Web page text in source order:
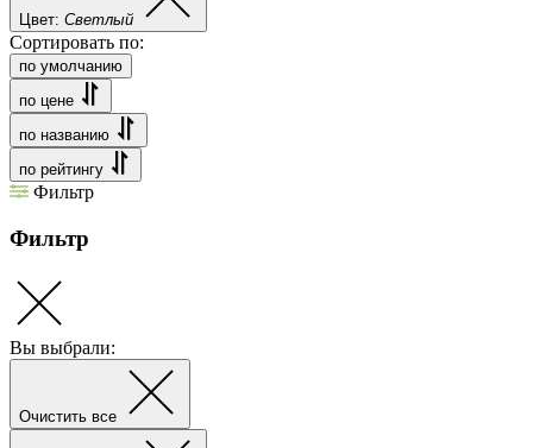
Цвет: Светлый
Сортировать по:
по умолчанию
по цене
по названию
по рейтингу
Фильтр
Фильтр
Вы выбрали:
Очистить все